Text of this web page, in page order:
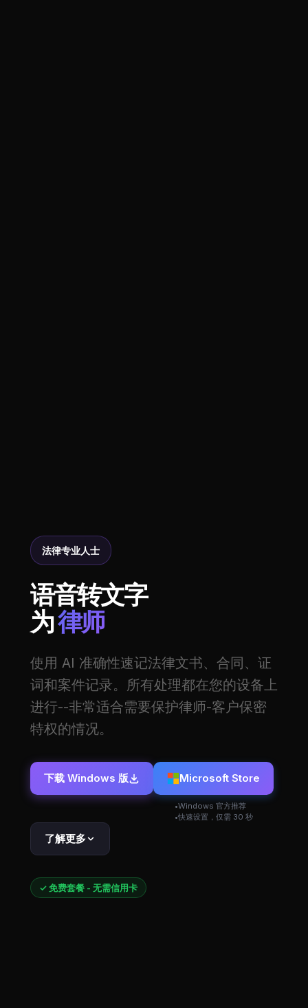
法律专业人士
语音转文字
为律师
使用 AI 准确性速记法律文书、合同、证
词和案件记录。所有处理都在您的设备上
进行--非常适合需要保护律师-客户保密
特权的情况。
下载 Windows 版 Microsoft Store
Windows 官方推荐
快速设置，仅需 30 秒
了解更多
✓ 免费套餐 - 无需信用卡